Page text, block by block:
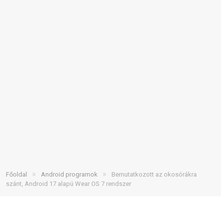
Főoldal » Android programok »
Bemutatkozott az okosórákra
szánt, Android 17 alapú Wear OS 7 rendszer